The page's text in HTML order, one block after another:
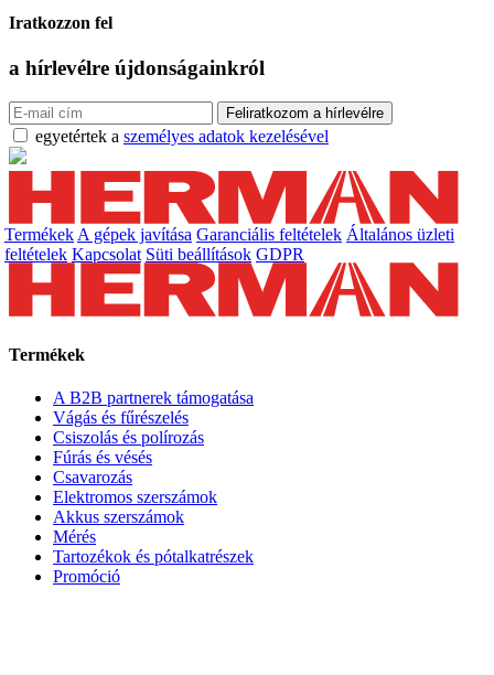
Iratkozzon fel
a hírlevélre újdonságainkról
egyetértek a személyes adatok kezelésével
Termékek A gépek javítása Garanciális feltételek Általános üzleti
feltételek Kapcsolat Süti beállítások GDPR
Termékek
A B2B partnerek támogatása
Vágás és fűrészelés
Csiszolás és polírozás
Fúrás és vésés
Csavarozás
Elektromos szerszámok
Akkus szerszámok
Mérés
Tartozékok és pótalkatrészek
Promóció